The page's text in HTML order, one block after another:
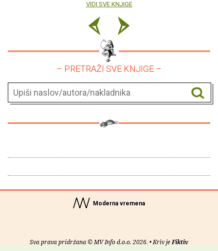
VIDI SVE KNJIGE
– PRETRAŽI SVE KNJIGE –
Moderna vremena
Sva prava pridržana © MV Info d.o.o. 2026. • Kriv jeFiktiv